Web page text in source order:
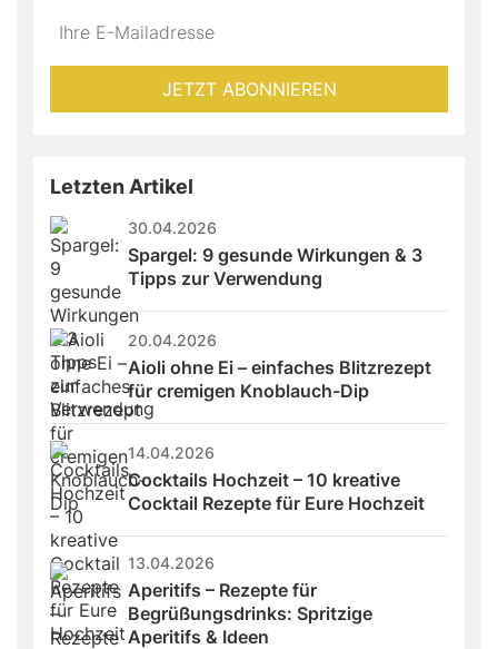
Do
*Ihre
JETZT ABONNIEREN
Letzten Artikel
30.04.2026
Spargel: 9 gesunde Wirkungen & 3
Tipps zur Verwendung
20.04.2026
Aioli ohne Ei – einfaches Blitzrezept
für cremigen Knoblauch-Dip
14.04.2026
Cocktails Hochzeit – 10 kreative
Cocktail Rezepte für Eure Hochzeit
13.04.2026
Aperitifs – Rezepte für
Begrüßungsdrinks: Spritzige
Aperitifs & Ideen